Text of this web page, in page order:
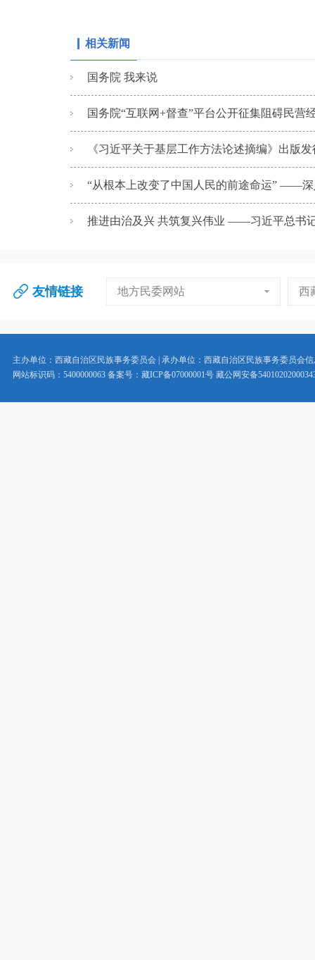
相关新闻
国务院 我来说
国务院“互联网+督查”平台公开征集阻碍民营
《习近平关于基层工作方法论述摘编》出版发
“从根本上改变了中国人民的前途命运” ——深
推进由治及兴 共筑复兴伟业 ——习近平总书
友情链接 地方民委网站 西
主办单位：西藏自治区民族事务委员会 | 承办单位：西藏自治区民族事务委员会
网站标识码：5400000063 备案号：藏ICP备07000001号 藏公网安备